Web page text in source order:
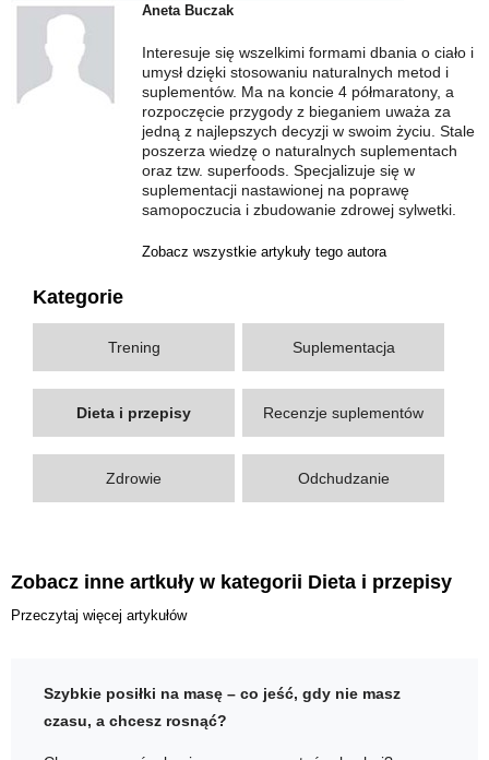
Kategorie
Trening Suplementacja
Dieta i przepisy Recenzje suplementów
Zdrowie Odchudzanie
Aneta Buczak
Interesuje się wszelkimi formami dbania o ciało i
umysł dzięki stosowaniu naturalnych metod i
suplementów. Ma na koncie 4 półmaratony, a
rozpoczęcie przygody z bieganiem uważa za
jedną z najlepszych decyzji w swoim życiu. Stale
poszerza wiedzę o naturalnych suplementach
oraz tzw. superfoods. Specjalizuje się w
suplementacji nastawionej na poprawę
samopoczucia i zbudowanie zdrowej sylwetki.
Zobacz wszystkie artykuły tego autora
Zobacz inne artkuły w kategorii Dieta i przepisy
Przeczytaj więcej artykułów
Szybkie posiłki na masę – co jeść, gdy nie masz
czasu, a chcesz rosnąć?